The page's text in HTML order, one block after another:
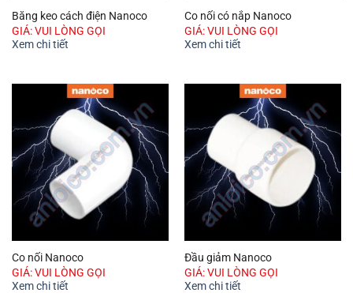
Băng keo cách điện Nanoco
GIÁ: VUI LÒNG GỌI
Xem chi tiết
Co nối có nắp Nanoco
GIÁ: VUI LÒNG GỌI
Xem chi tiết
Co nối Nanoco
GIÁ: VUI LÒNG GỌI
Xem chi tiết
Đầu giảm Nanoco
GIÁ: VUI LÒNG GỌI
Xem chi tiết